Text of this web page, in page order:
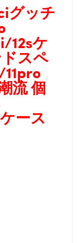
グッチ
12sケ
スペ
流 個
ース